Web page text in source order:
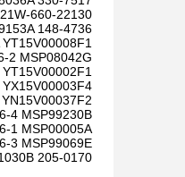
660-22130
148-4736
2 MSP08042G
4 MSP99230B
1 MSP00005A
3 MSP99069E
205-0170